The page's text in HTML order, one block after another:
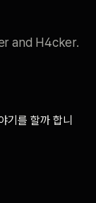
and H4cker.
기를 할까 합니